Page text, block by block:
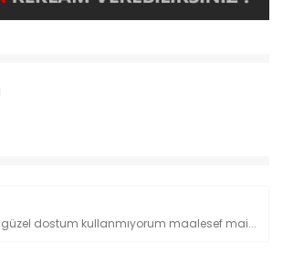
dostum kullanmıyorum maalesef mai...